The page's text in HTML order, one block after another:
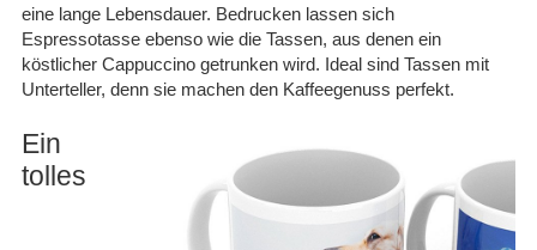
eine lange Lebensdauer. Bedrucken lassen sich
Espressotasse ebenso wie die Tassen, aus denen ein
köstlicher Cappuccino getrunken wird. Ideal sind Tassen mit
Unterteller, denn sie machen den Kaffeegenuss perfekt.
Ein
tolles